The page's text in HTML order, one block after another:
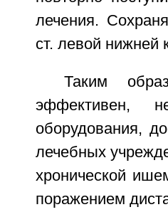
лечения.
ст. левой нижней
Таким
эффективен,
оборудования,
лечебных
хронической
поражением